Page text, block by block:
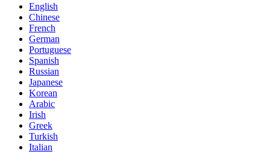
English
Chinese
French
German
Portuguese
Spanish
Russian
Japanese
Korean
Arabic
Irish
Greek
Turkish
Italian